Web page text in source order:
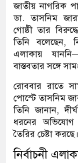
জাতীয় নাগরিক
ডা. তাসনিম
গোষ্ঠী তার
তিনি বলেছেন,
এলাকায়
বাস্তবতার সঙ্গে
রোববার রাতে
পোস্টে তাসনিম
তিনি জানান,
ধরনের অভিযোগ
তৈরির চেষ্টা করছে।
নির্বাচনী